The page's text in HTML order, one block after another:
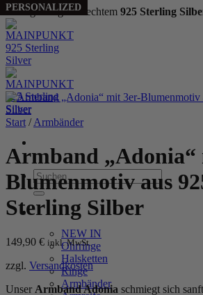
Handgefertigt aus echtem 925 Sterling
Zum
Inhalt
springen
Suchen
nach:
WOMEN
NEW IN
Ohrringe
Halsketten
Ringe
Armbänder
Start / Armbänder
Armband „Adonia“
Blumenmotiv aus
Sterling Silber
149,90 € inkl. MwSt.
zzgl. Versandkosten
Unser Armband Adonia schmiegt sich
SELLING FAST
PERSONALIZED